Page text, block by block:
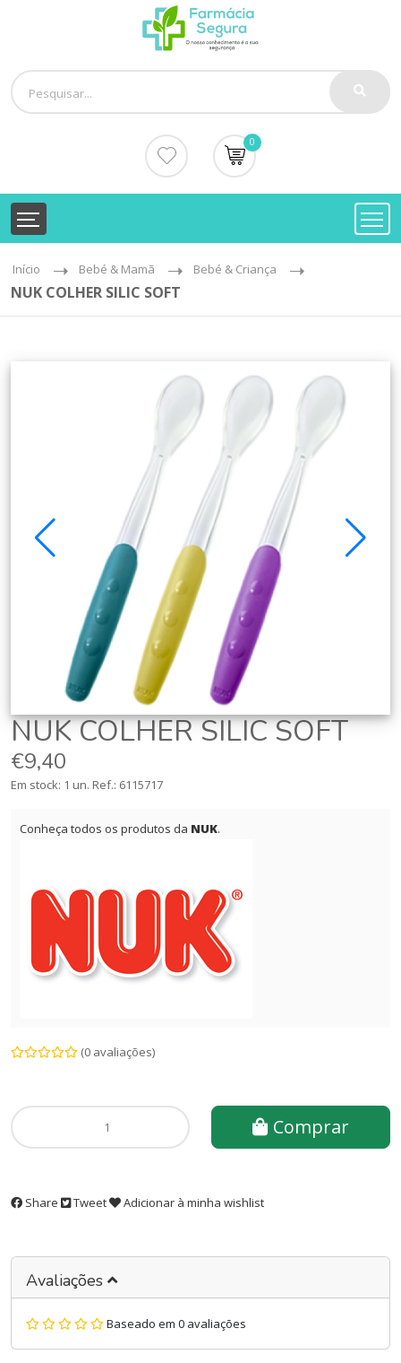
0
Início Bebé & Mamã Bebé & Criança
NUK COLHER SILIC SOFT
NUK COLHER SILIC SOFT
€9,40
Em stock: 1 un. Ref.: 6115717
Conheça todos os produtos da NUK.
(0 avaliações)
Comprar
Share Tweet Adicionar à minha wishlist
Avaliações
Baseado em 0 avaliações